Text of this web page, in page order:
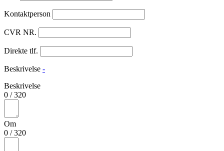
Kontaktperson
CVR NR.
Direkte tlf.
Beskrivelse -
Beskrivelse
0 /320
Om
0 /320